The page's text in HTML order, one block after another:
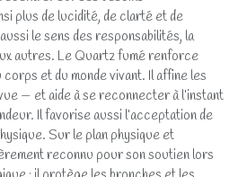
plus de lucidité, de clarté et de
le sens des responsabilités, la
autres. Le Quartz fumé renforce
et du monde vivant. Il affine les
— et aide à se reconnecter à l’instant
Il favorise aussi l’acceptation de
Sur le plan physique et
reconnu pour son soutien lors